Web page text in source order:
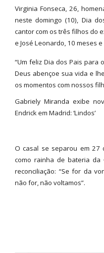
Virginia Fonseca, 26,
neste domingo (10), Dia
cantor com os três filhos do
e José Leonardo, 10 meses
“Um feliz Dia dos Pais para
Deus abençoe sua vida e
os momentos com nossos
Gabriely Miranda exibe
Endrick em Madrid: ‘Lindos’
O casal se separou em 27
como rainha de bateria da
reconciliação: “Se for da
não for, não voltamos”.